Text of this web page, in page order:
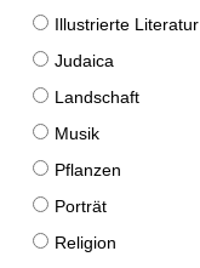
Illustrierte Literatur
Judaica
Landschaft
Musik
Pflanzen
Porträt
Religion